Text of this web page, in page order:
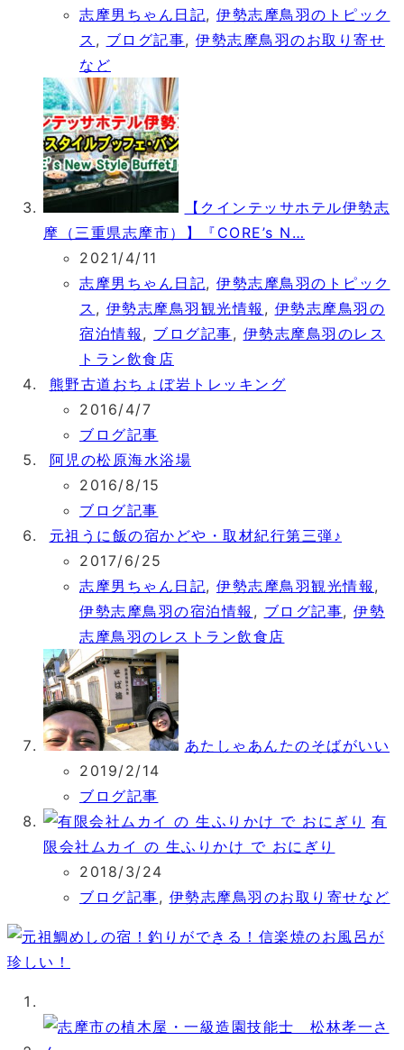
志摩男ちゃん日記, 伊勢志摩鳥羽のトピック
ス , ブログ記事, 伊勢志摩鳥羽のお取り寄せ
など
【クインテッサホテル伊勢志
摩（三重県志摩市）】『CORE’s N…
2021/4/11
志摩男ちゃん日記, 伊勢志摩鳥羽のトピック
ス , 伊勢志摩鳥羽観光情報 , 伊勢志摩鳥羽の
宿泊情報 , ブログ記事, 伊勢志摩鳥羽のレス
トラン飲食店
熊野古道おちょぼ岩トレッキング
2016/4/7
ブログ記事
阿児の松原海水浴場
2016/8/15
ブログ記事
元祖うに飯の宿かどや・取材紀行第三弾♪
2017/6/25
志摩男ちゃん日記, 伊勢志摩鳥羽観光情報 ,
伊勢志摩鳥羽の宿泊情報 , ブログ記事, 伊勢
志摩鳥羽のレストラン飲食店
あたしゃあんたのそばがいい
2019/2/14
ブログ記事
有
限会社ムカイ の 生ふりかけ で おにぎり
2018/3/24
ブログ記事, 伊勢志摩鳥羽のお取り寄せなど